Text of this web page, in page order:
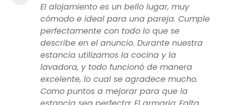
El alojamiento es un bello lugar, muy
cómodo e ideal para una pareja. Cumple
perfectamente con todo lo que se
describe en el anuncio. Durante nuestra
estancia utilizamos la cocina y la
lavadora, y todo funcionó de manera
excelente, lo cual se agradece mucho.
Como puntos a mejorar para que la